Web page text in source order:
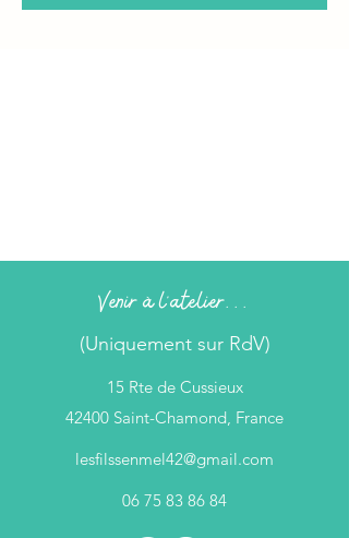
Venir à l'atelier...
(Uniquement sur RdV)
15 Rte de Cussieux
42400 Saint-Chamond, France
lesfilssenmel42@gmail.com
06 75 83 86 84